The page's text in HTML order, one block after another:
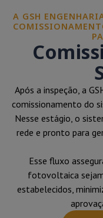
A GSH
Após a inspeção, a
comissionamento do
Nesse estágio, o
rede e pronto para
Esse fluxo
fotovoltaica
estabelecidos,